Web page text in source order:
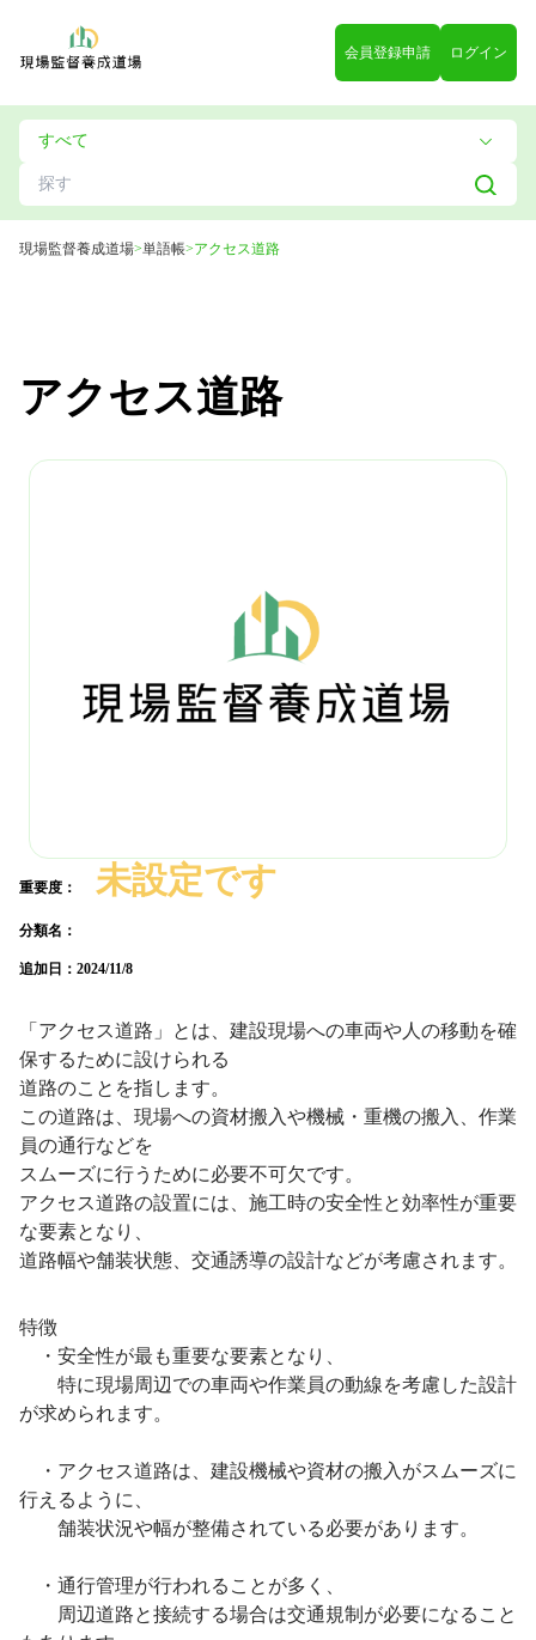
会員登録申請 ログイン
現場監督養成道場>単語帳>アクセス道路
アクセス道路
重要度： 未設定です
分類名：
追加日： 2024/11/8
「アクセス道路」とは、建設現場への車両や人の移動を確
保するために設けられる
道路のことを指します。
この道路は、現場への資材搬入や機械・重機の搬入、作業
員の通行などを
スムーズに行うために必要不可欠です。
アクセス道路の設置には、施工時の安全性と効率性が重要
な要素となり、
道路幅や舗装状態、交通誘導の設計などが考慮されます。
特徴
・安全性が最も重要な要素となり、
特に現場周辺での車両や作業員の動線を考慮した設計
が求められます。
・アクセス道路は、建設機械や資材の搬入がスムーズに
行えるように、
舗装状況や幅が整備されている必要があります。
・通行管理が行われることが多く、
周辺道路と接続する場合は交通規制が必要になること